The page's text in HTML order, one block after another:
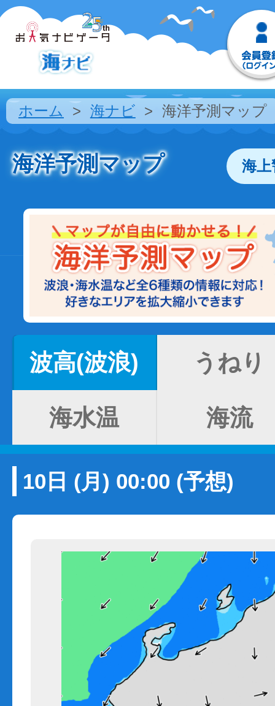
ホーム 海ナビ 海洋予測マップ
海洋予測マップ 海
波高(波浪) うねり
海水温 海流
10日 (月) 00:00 (予想)